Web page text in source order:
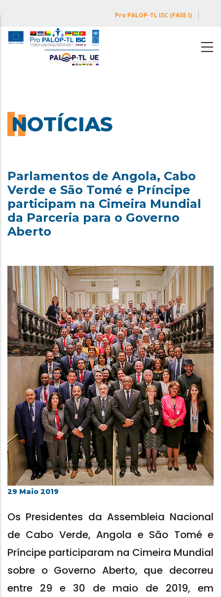
conteúdo
Pro PALOP-TL ISC (FASE I)
NOTÍCIAS
Parlamentos de Angola, Cabo
Verde e São Tomé e Príncipe
participam na Cimeira Mundial
da Parceria para o Governo
Aberto
29 Maio 2019
Os Presidentes da Assembleia Nacional
de Cabo Verde, Angola e São Tomé e
Príncipe participaram na Cimeira Mundial
sobre o Governo Aberto, que decorreu
entre 29 e 30 de maio de 2019, em